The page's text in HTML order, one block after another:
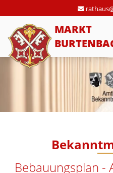
MARKT
Bebauungsplan -